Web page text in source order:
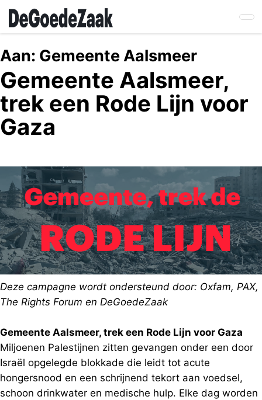
Skip
main
content
Aan: Gemeente Aalsmeer
Gemeente Aalsmeer,
trek een Rode Lijn voor
Gaza
Deze campagne wordt ondersteund door: Oxfam, PAX,
The Rights Forum en DeGoedeZaak
Gemeente Aalsmeer, trek een Rode Lijn voor Gaza
Miljoenen Palestijnen zitten gevangen onder een door
Israël opgelegde blokkade die leidt tot acute
hongersnood en een schrijnend tekort aan voedsel,
schoon drinkwater en medische hulp. Elke dag worden